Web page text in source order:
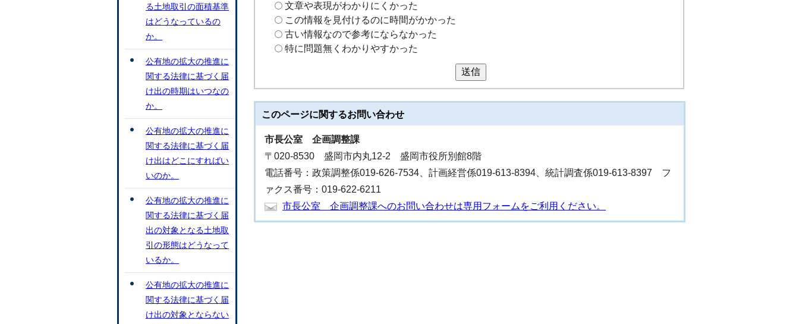
文章や表現がわかりにくかった
この情報を見付けるのに時間がかかった
古い情報なので参考にならなかった
特に問題無くわかりやすかった
送信
このページに関するお問い合わせ
市長公室 企画調整課
〒020-8530 盛岡市内丸12-2 盛岡市役所別館8階
電話番号：政策調整係019-626-7534、計画経営係019-613-8394、統計調査係019-613-8397 フ
ァクス番号：019-622-6211
市長公室 企画調整課へのお問い合わせは専用フォームをご利用ください。
る土地取引の面積基準
はどうなっているの
か。
公有地の拡大の推進に
関する法律に基づく届
け出の時期はいつなの
か。
公有地の拡大の推進に
関する法律に基づく届
け出はどこにすればい
いのか。
公有地の拡大の推進に
関する法律に基づく届
出の対象となる土地取
引の形態はどうなって
いるか。
公有地の拡大の推進に
関する法律に基づく届
け出の対象とならない